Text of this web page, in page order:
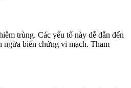
trùng. Các yếu tố này dễ dẫn đến
ngừa biến chứng vi mạch. Tham